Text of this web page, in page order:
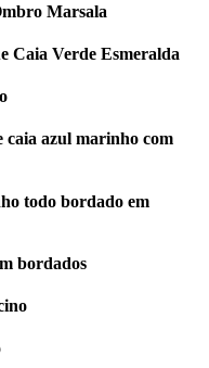
Marsala
Caia Verde Esmeralda
caia azul marinho com
todo bordado em
bordados